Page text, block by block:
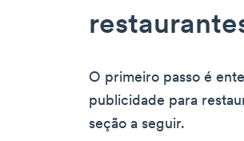
O primeiro passo é
publicidade para
seção a seguir.